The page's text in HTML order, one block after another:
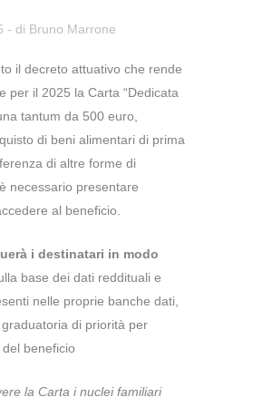
- di Bruno Marrone
il decreto attuativo che rende
per il 2025 la Carta “Dedicata
tantum da 500 euro,
di beni alimentari di prima
di altre forme di
necessario presentare
al beneficio.
i destinatari in modo
base dei dati reddituali e
nelle proprie banche dati,
di priorità per
del beneficio
la Carta i nuclei familiari